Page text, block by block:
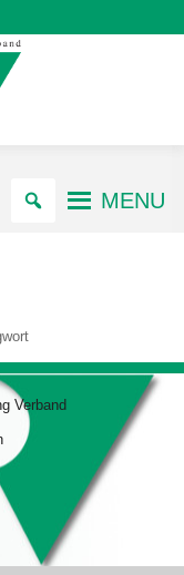
MENU
Verband